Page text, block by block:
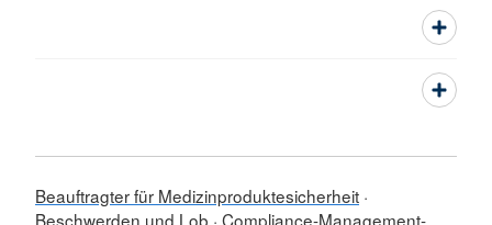
Beauftragter für Medizinproduktesicherheit
Beschwerden und Lob Compliance-Management-